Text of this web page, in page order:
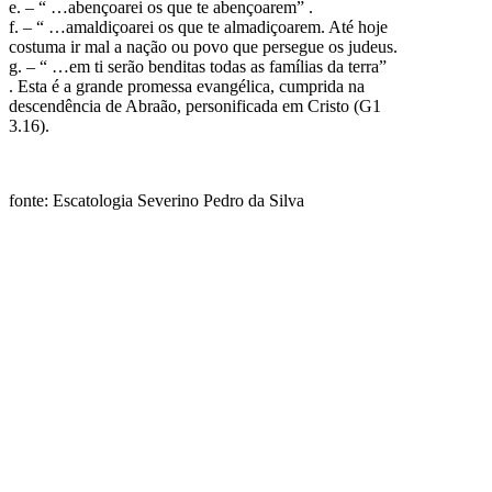
e. – “ …abençoarei os que te abençoarem” .
f. – “ …amaldiçoarei os que te almadiçoarem. Até hoje
costuma ir mal a nação ou povo que persegue os judeus.
g. – “ …em ti serão benditas todas as famílias da terra”
. Esta é a grande promessa evangélica, cumprida na
descendência de Abraão, personificada em Cristo (G1
3.16).
fonte: Escatologia Severino Pedro da Silva